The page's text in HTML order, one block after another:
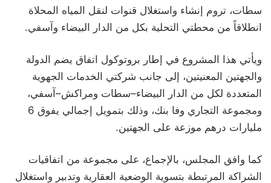
سطات، تروم إنشاء واستغلال قنوات لنقل المياه المحلاة
انطلاقاً من محطتي التحلية بكل من الدار البيضاء وآسفي.
ويأتي هذا المشروع في إطار بروتوكول اتفاق يضم الدولة
والجهتين المعنيتين، إلى جانب شركتي الخدمات الجهوية
المتعددة لكل من الدار البيضاء–سطات ومراكش–آسفي،
ومجموعة التجاري وفا بنك، وذلك بتمويل إجمالي يفوق 6
مليارات درهم موزعة على الجهتين.
كما وافق المجلس، بالإجماع، على مجموعة من اتفاقيات
الشراكة المرتبطة بتسوية الوضعية العقارية وتدبير واستغلال